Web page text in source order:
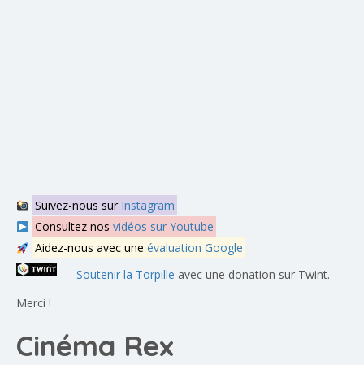
Suivez-nous sur Instagram
Consultez nos vidéos sur Youtube
Aidez-nous avec une évaluation Google
Soutenir la Torpille avec une donation sur Twint.
Merci !
Cinéma Rex